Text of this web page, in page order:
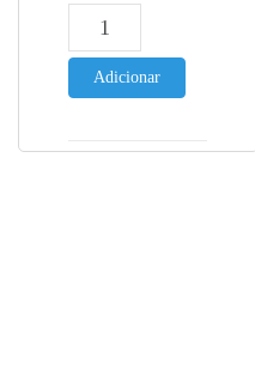
Quantidade de PLA
Adicionar